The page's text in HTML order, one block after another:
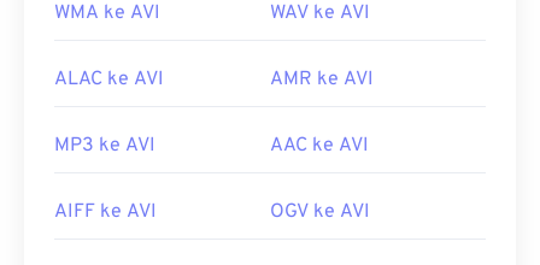
WMA ke AVI WAV ke AVI
ALAC ke AVI AMR ke AVI
MP3 ke AVI AAC ke AVI
AIFF ke AVI OGV ke AVI